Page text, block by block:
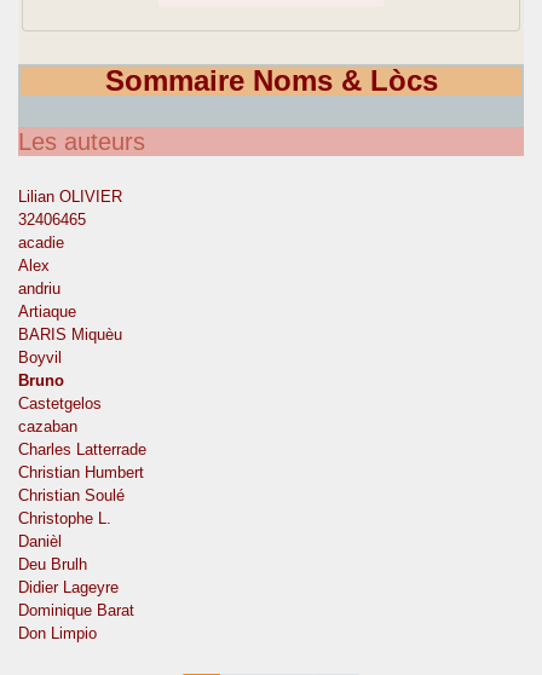
Sommaire Noms & Lòcs
Les auteurs
Lilian OLIVIER
32406465
acadie
Alex
andriu
Artiaque
BARIS Miquèu
Boyvil
Bruno
Castetgelos
cazaban
Charles Latterrade
Christian Humbert
Christian Soulé
Christophe L.
Danièl
Deu Brulh
Didier Lageyre
Dominique Barat
Don Limpio